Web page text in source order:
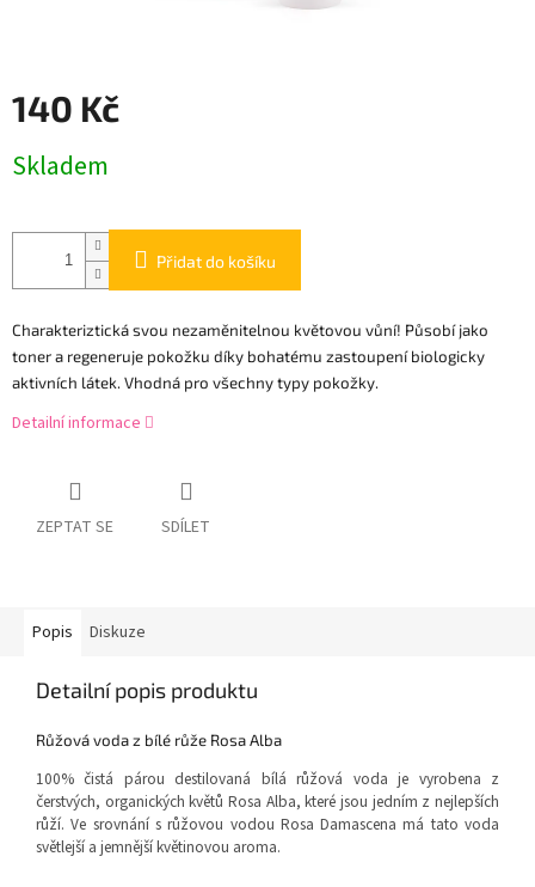
140 Kč
cena:
Skladem
Přidat do košíku
Charakteriztická svou nezaměnitelnou květovou vůní! Působí jako
toner a regeneruje pokožku díky bohatému zastoupení biologicky
aktivních látek. Vhodná pro všechny typy pokožky.
Detailní informace
ZEPTAT SE SDÍLET
Popis Diskuze
Detailní popis produktu
Růžová voda z bílé růže Rosa Alba
100% čistá párou destilovaná bílá růžová voda je vyrobena z
čerstvých, organických květů Rosa Alba, které jsou jedním z nejlepších
růží. Ve srovnání s růžovou vodou Rosa Damascena má tato voda
světlejší a jemnější květinovou aroma.